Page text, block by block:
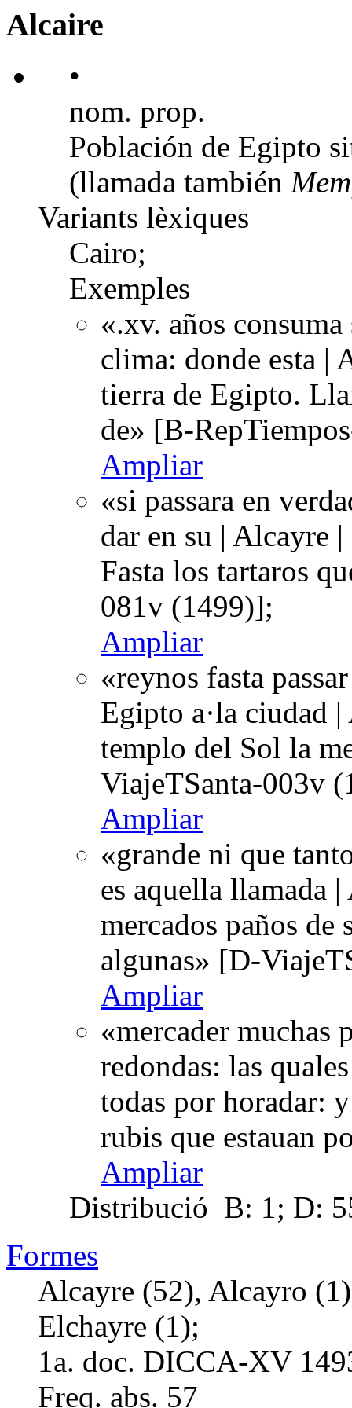
Alcaire
•
nom. prop.
Población de Egipto
(llamada también
Variants lèxiques
Cairo;
Exemples
«.xv. años
clima: donde esta |
tierra de Egipto.
de» [B-
Ampliar
«si passara en
dar en su | Alcayre
Fasta los tartaros
081v (1499)];
Ampliar
«reynos fasta
Egipto a·la ciudad
templo del Sol la
ViajeTSanta-003v
Ampliar
«grande ni que
es aquella llamada
mercados paños de
algunas» [D-
Ampliar
«mercader muchas
redondas: las
todas por horadar:
rubis que estauan
Ampliar
Distribució B: 1; D:
Formes
Alcayre (52), Alcayro
Elchayre (1);
1a. doc. DICCA-XV
Freq. abs. 57